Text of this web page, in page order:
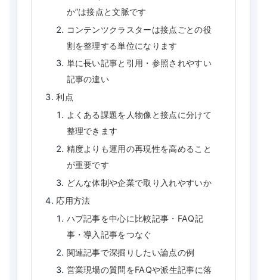
か”は接点と文脈です
コンテンツクラスターは接点ごとの役
割を整理する単位になります
単に長い記事と引用・参照されやすい
記事の違い
利点
よくある課題を人物像と接点に分けて
整理できます
精度よりも運用の再現性を高めること
が重要です
どんな体制や企業で取り入れやすいか
応用方法
ハブ記事を中心に比較記事・FAQ記
事・導入記事をつなぐ
関連記事で深掘りしたい論点の例
営業現場の質問をFAQや派生記事に落